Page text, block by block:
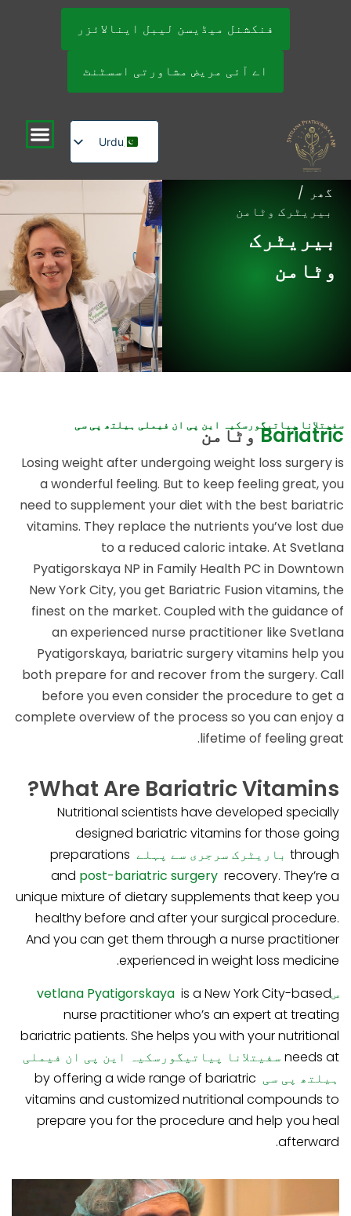
فنکشنل میڈیسن لیبل اینالائزر
اے آئی مریض مشاورتی اسسٹنٹ
Urdu
English
گھر /
بیریٹرک وٹامن
بیریٹرک
وٹامن
سفیتلانا پیاتیگورسکیہ این پی ان فیملی ہیلتھ پی سی
Bariatricوٹامن
Losing weight after undergoing weight loss surgery is
a wonderful feeling. But to keep feeling great, you
need to supplement your diet with the best bariatric
vitamins. They replace the nutrients you’ve lost due
to a reduced caloric intake. At Svetlana
Pyatigorskaya NP in Family Health PC in Downtown
New York City, you get Bariatric Fusion vitamins, the
finest on the market. Coupled with the guidance of
an experienced nurse practitioner like Svetlana
Pyatigorskaya, bariatric surgery vitamins help you
both prepare for and recover from the surgery. Call
before you even consider the procedure to get a
complete overview of the process so you can enjoy a
lifetime of feeling great.
What Are Bariatric Vitamins?
Nutritional scientists have developed specially
designed bariatric vitamins for those going
through باریٹرک سرجری سے پہلے preparations
and post-bariatric surgery recovery. They’re a
unique mixture of dietary supplements that keep you
healthy before and after your surgical procedure.
And you can get them through a nurse practitioner
experienced in weight loss medicine.
سvetlana Pyatigorskayais a New York City-based
nurse practitioner who’s an expert at treating
bariatric patients. She helps you with your nutritional
needs at سفیتلانا پیاتیگورسکیہ این پی ان فیملی
ہیلتھ پی سی by offering a wide range of bariatric
vitamins and customized nutritional compounds to
prepare you for the procedure and help you heal
afterward.